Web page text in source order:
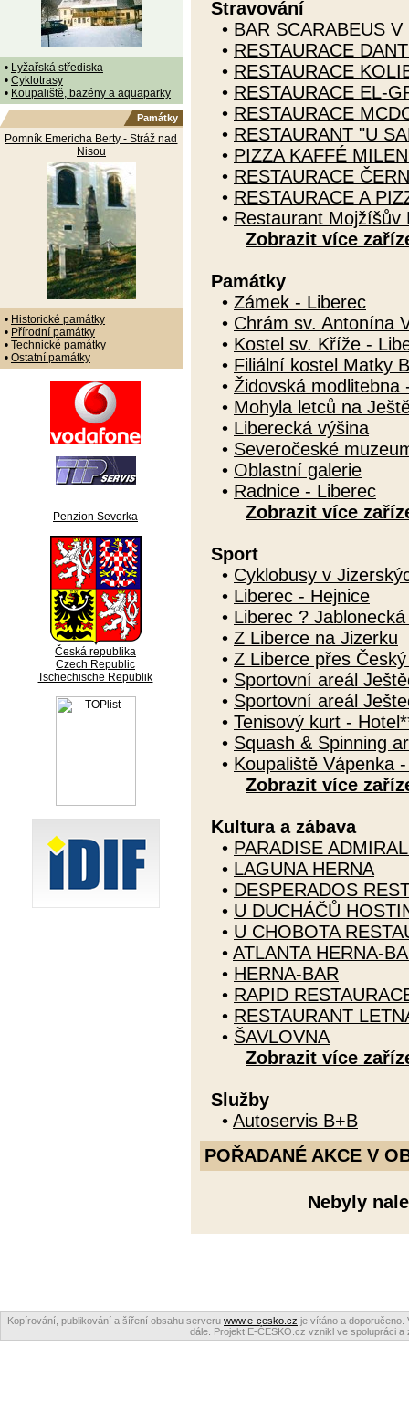
• Lyžařská střediska
• Cyklotrasy
• Koupaliště, bazény a aquaparky
Památky
Pomník Emericha Berty - Stráž nad
Nisou
• Historické památky
• Přírodní památky
• Technické památky
• Ostatní památky
Penzion Severka
Česká republika
Czech Republic
Tschechische Republik
Stravování
• BAR SCARABEUS V
• RESTAURACE
• RESTAURACE
• RESTAURACE EL-
• RESTAURACE
• RESTAURANT "U
• PIZZA KAFFÉ
• RESTAURACE
• RESTAURACE A
• Restaurant Mojžíšův
Zobrazit více
Památky
• Zámek - Liberec
• Chrám sv. Antonína
• Kostel sv. Kříže -
• Filiální kostel Matky
• Židovská modlitebna
• Mohyla letců na
• Liberecká výšina
• Severočeské
• Oblastní galerie
• Radnice - Liberec
Zobrazit více
Sport
• Cyklobusy v
• Liberec - Hejnice
• Liberec ?
• Z Liberce na Jizerku
• Z Liberce přes
• Sportovní areál
• Sportovní areál
• Tenisový kurt -
• Squash & Spinning
• Koupaliště Vápenka
Zobrazit více
Kultura a zábava
• PARADISE
• LAGUNA HERNA
• DESPERADOS
• U DUCHÁČŮ
• U CHOBOTA
• ATLANTA HERNA-
• HERNA-BAR
• RAPID
• RESTAURANT
• ŠAVLOVNA
Zobrazit více
Služby
• Autoservis B+B
POŘADANÉ AKCE V
Nebyly
Kopírování, publikování a šíření obsahu serveru www.e-cesko.cz je vítáno a doporučeno.
dále. Projekt E-ČESKO.cz vznikl ve spolupráci